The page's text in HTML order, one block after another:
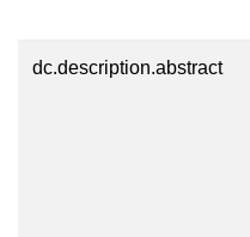
dc.description.abstract